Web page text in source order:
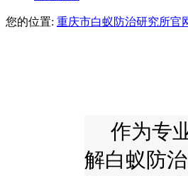
您的位置: 重庆市白蚁防治研究所官
作为专
解白蚁防